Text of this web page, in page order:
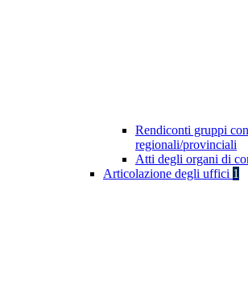
Rendiconti gruppi
regionali/provinciali
Atti degli organi di
Articolazione degli uffici 1